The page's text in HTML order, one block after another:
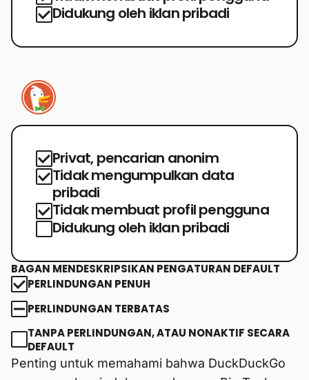
Didukung oleh iklan pribadi
Privat, pencarian anonim
Tidak mengumpulkan data
pribadi
Tidak membuat profil pengguna
Didukung oleh iklan pribadi
BAGAN MENDESKRIPSIKAN PENGATURAN DEFAULT
PERLINDUNGAN PENUH
PERLINDUNGAN TERBATAS
TANPA PERLINDUNGAN, ATAU NONAKTIF SECARA
DEFAULT
Penting untuk memahami bahwa DuckDuckGo